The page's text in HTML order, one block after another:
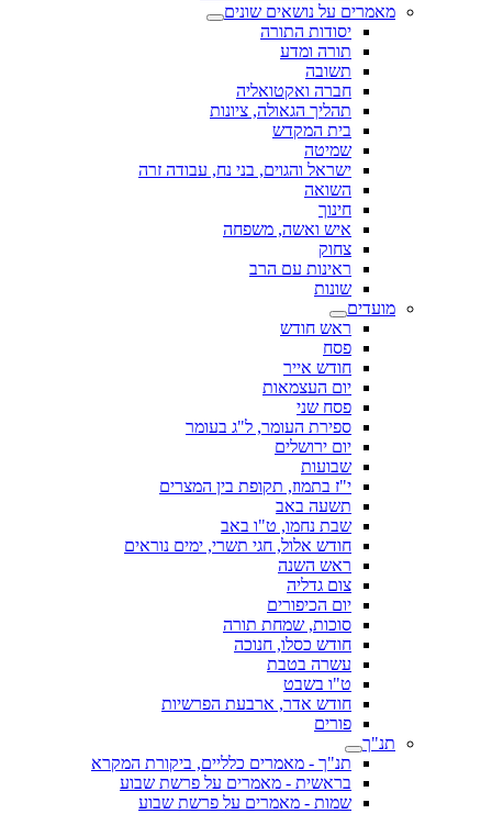
מאמרים על נושאים שונים
יסודות התורה
תורה ומדע
תשובה
חברה ואקטואליה
תהליך הגאולה, ציונות
בית המקדש
שמיטה
ישראל והגוים, בני נח, עבודה זרה
השואה
חינוך
איש ואשה, משפחה
צחוק
ראינות עם הרב
שונות
מועדים
ראש חודש
פסח
חודש אייר
יום העצמאות
פסח שני
ספירת העומר, ל"ג בעומר
יום ירושלים
שבועות
י"ז בתמוז, תקופת בין המצרים
תשעה באב
שבת נחמו, ט"ו באב
חודש אלול, חגי תשרי, ימים נוראים
ראש השנה
צום גדליה
יום הכיפורים
סוכות, שמחת תורה
חודש כסלו, חנוכה
עשרה בטבת
ט"ו בשבט
חודש אדר, ארבעת הפרשיות
פורים
תנ"ך
תנ"ך - מאמרים כלליים, ביקורת המקרא
בראשית - מאמרים על פרשת שבוע
שמות - מאמרים על פרשת שבוע